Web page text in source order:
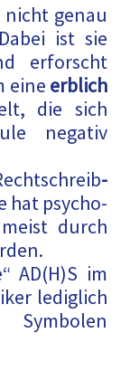
nicht genau
ist sie
erforscht
eine erblich
die sich
negativ
-
hat psycho-
durch
AD(H)S im
lediglich